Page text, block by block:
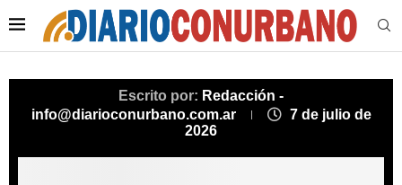
Escrito por: Redacción -
info@diarioconurbano.com.ar
7 de julio de
2026